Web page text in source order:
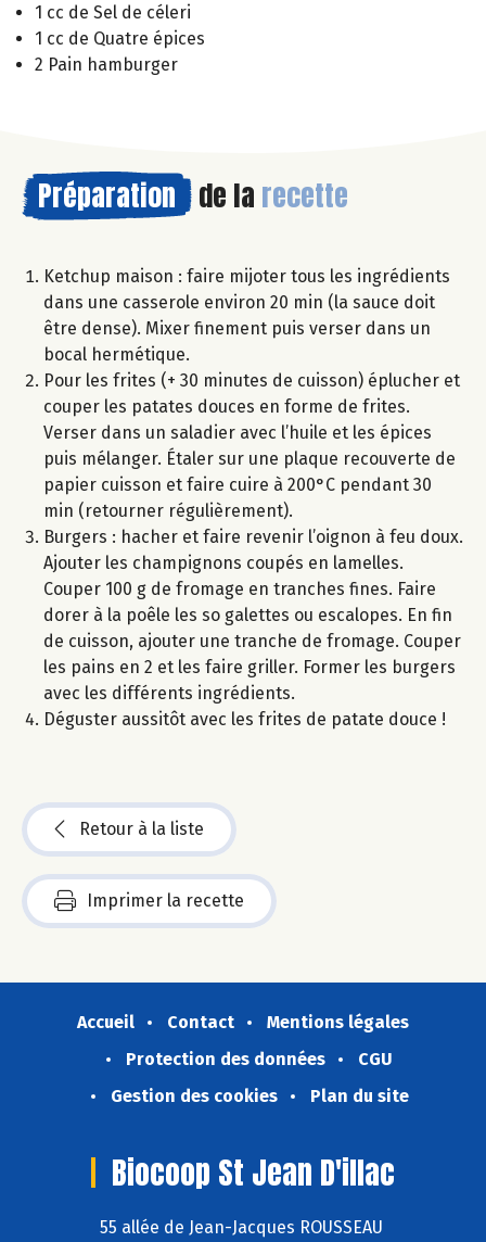
1 cc de Sel de céleri
1 cc de Quatre épices
2 Pain hamburger
Préparation de la recette
Ketchup maison : faire mijoter tous les ingrédients
dans une casserole environ 20 min (la sauce doit
être dense). Mixer finement puis verser dans un
bocal hermétique.
Pour les frites (+ 30 minutes de cuisson) éplucher et
couper les patates douces en forme de frites.
Verser dans un saladier avec l’huile et les épices
puis mélanger. Étaler sur une plaque recouverte de
papier cuisson et faire cuire à 200°C pendant 30
min (retourner régulièrement).
Burgers : hacher et faire revenir l’oignon à feu doux.
Ajouter les champignons coupés en lamelles.
Couper 100 g de fromage en tranches fines. Faire
dorer à la poêle les so galettes ou escalopes. En fin
de cuisson, ajouter une tranche de fromage. Couper
les pains en 2 et les faire griller. Former les burgers
avec les différents ingrédients.
Déguster aussitôt avec les frites de patate douce !
Retour à la liste
Imprimer la recette
Accueil Contact
Mentions légales
Protection des données
CGU
Gestion des cookies
Plan du site
Biocoop St Jean D'illac
55 allée de Jean-Jacques ROUSSEAU